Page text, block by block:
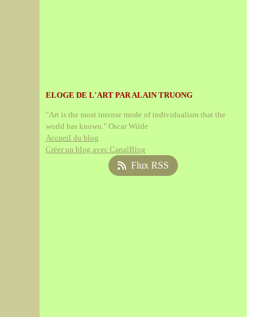
ELOGE DE L'ART PAR ALAIN TRUONG
"Art is the most intense mode of individualism that the
world has known." Oscar Wilde
Accueil du blog
Créer un blog avec CanalBlog
Flux RSS